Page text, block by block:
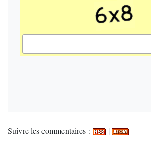
Suivre les commentaires : |